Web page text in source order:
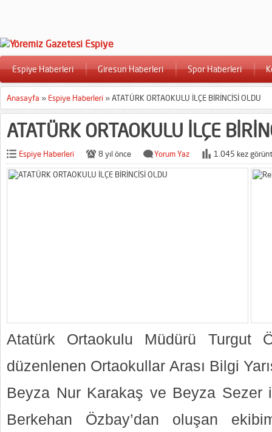
Espiye Haberleri Giresun Haberleri Spor Haberleri
Anasayfa » Espiye Haberleri »ATATÜRK ORTAOKULU İLÇE BİRİNCİSİ OLDU
ATATÜRK ORTAOKULU İLÇE
Espiye Haberleri 8 yıl önce Yorum Yaz 1.045 kez
Atatürk Ortaokulu Müdürü Turgut
düzenlenen Ortaokullar Arası Bilgi
Beyza Nur Karakaş ve Beyza Sezer
Berkehan Özbay’dan oluşan